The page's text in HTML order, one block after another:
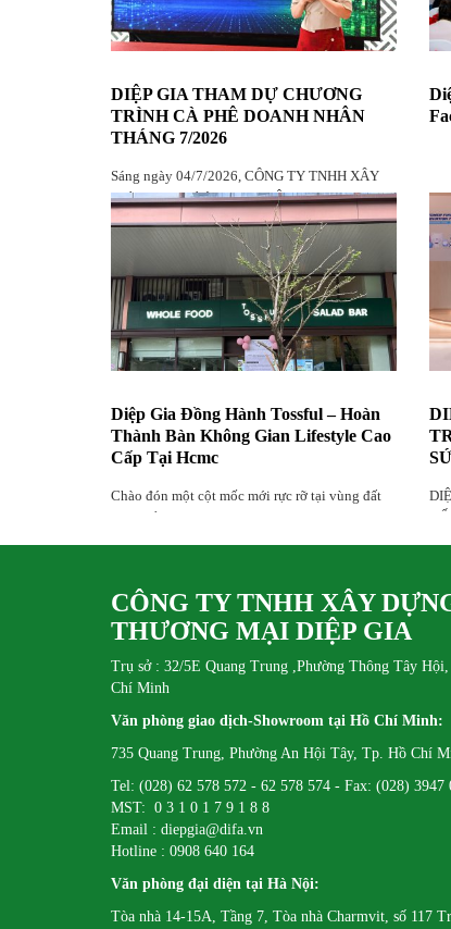
DIỆP GIA THAM DỰ CHƯƠNG
TRÌNH CÀ PHÊ DOANH NHÂN
THÁNG 7/2026
Sáng ngày 04/7/2026, CÔNG TY TNHH XÂY
DỰNG & THƯƠNG MẠI DIỆP GIA vinh dự
tham dự chương trình Cà phê Doanh nhân tháng
7/2026 do CLB Doanh nhân Đắk Lắk tại
TP.HCM tổ chức, với sự góp mặt của đông đảo
hội viên, doanh nghiệp và khách mời.
Diệp Gia Đồng Hành Tossful – Hoàn
Thành Bàn Không Gian Lifestyle Cao
Cấp Tại Hcmc
Chào đón một cột mốc mới rực rỡ tại vùng đất
CÔNG TY TNHH XÂY
THƯƠNG MẠI DIỆP GIA
Trụ sở : 32/5E Quang Trung ,Phường Thông Tây
Chí Minh
Văn phòng giao dịch-Showroom tại Hồ Chí Minh:
735 Quang Trung, Phường An Hội Tây, Tp. Hồ Chí
Tel: (028) 62 578 572 - 62 578 574 - Fax: (028) 3947
MST: 0 3 1 0 1 7 9 1 8 8
Email : diepgia@difa.vn
Hotline : 0908 640 164
Văn phòng đại diện tại Hà Nội:
Tòa nhà 14-15A, Tầng 7, Tòa nhà Charmvit, số 117